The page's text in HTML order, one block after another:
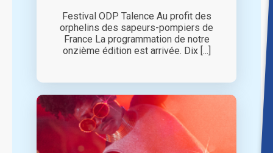
Festival ODP Talence Au profit des
orphelins des sapeurs-pompiers de
France La programmation de notre
onzième édition est arrivée. Dix [...]